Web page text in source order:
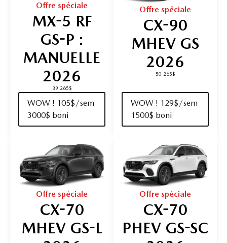
Offre spéciale
MX-5 RF
GS-P :
MANUELLE
2026
39 265$
WOW ! 105$/sem
3000$ boni
Offre spéciale
CX-90
MHEV GS
2026
50 265$
WOW ! 129$/sem
1500$ boni
Offre spéciale
CX-70
MHEV GS-L
Offre spéciale
CX-70
PHEV GS-SC